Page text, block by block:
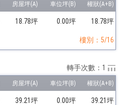
18.78坪 0.00坪 18.78坪
樓別：5/16
39.21坪 0.00坪 39.21坪
轉手次數：1